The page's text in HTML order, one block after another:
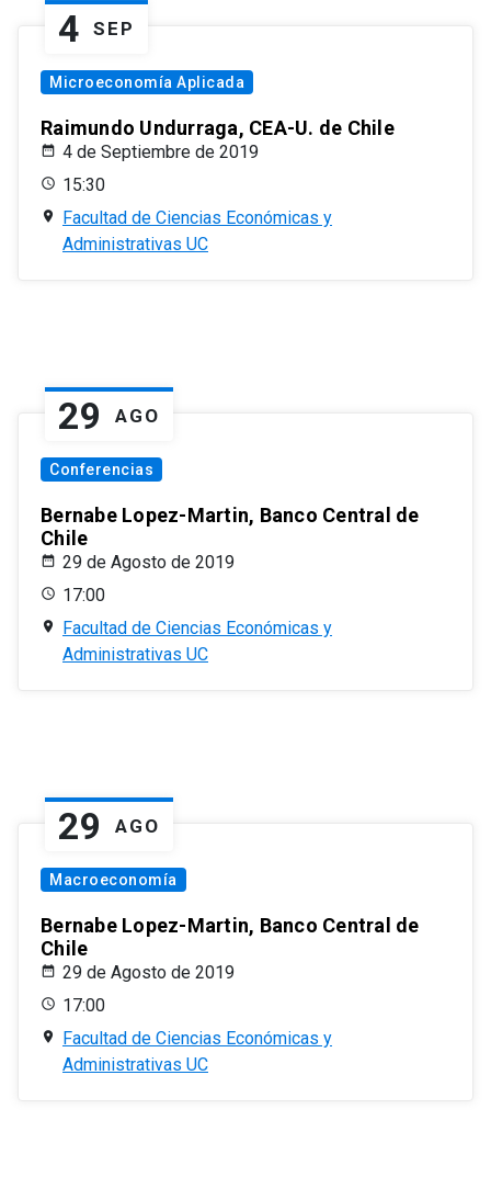
4 SEP
Microeconomía Aplicada
Raimundo Undurraga, CEA-U. de Chile
4 de Septiembre de 2019
15:30
Facultad de Ciencias Económicas y
Administrativas UC
29 AGO
Conferencias
Bernabe Lopez-Martin, Banco Central de
Chile
29 de Agosto de 2019
17:00
Facultad de Ciencias Económicas y
Administrativas UC
29 AGO
Macroeconomía
Bernabe Lopez-Martin, Banco Central de
Chile
29 de Agosto de 2019
17:00
Facultad de Ciencias Económicas y
Administrativas UC